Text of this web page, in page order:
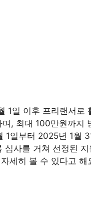
1일 이후 프리랜서로
, 최대 100만원까지
일부터 2025년 1월
사를 거쳐 선정된
세히 볼 수 있다고 해